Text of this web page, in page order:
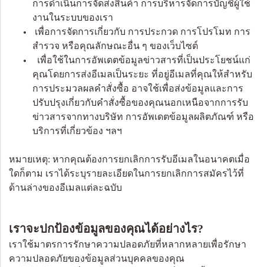
การดำเนินการจัดส่งสินค้า การบริหารจัดการบัญชีผู้ใช้
งานในระบบของเรา
เพื่อการจัดการเกี่ยวกับ การประกวด การโปรโมท การ
สำรวจ หรือคุณลักษณะอื่น ๆ ของเว็บไซต์
เพื่อใช้ในการอัพเดตข้อมูลข่าวสารที่เป็นประโยชน์แก่
คุณโดยการส่งอีเมลเป็นระยะ ที่อยู่อีเมลที่คุณให้สำหรับ
การประมวลผลคำสั่งซื้อ อาจใช้เพื่อส่งข้อมูลและการ
ปรับปรุงเกี่ยวกับคำสั่งซื้อของคุณนอกเหนือจากการรับ
ข่าวสารจากทางบริษัท การอัพเดตข้อมูลผลิตภัณฑ์ หรือ
บริการที่เกี่ยวข้อง ฯลฯ
หมายเหตุ: หากคุณต้องการยกเลิกการรับอีเมลในอนาคตเมื่อ
ใดก็ตาม เราได้ระบุรายละเอียดในการยกเลิกการสมัครไว้ที่
ด้านล่างของอีเมลแต่ละฉบับ
เราจะปกป้องข้อมูลของคุณได้อย่างไร?
เราใช้มาตรการรักษาความปลอดภัยที่หลากหลายเพื่อรักษา
ความปลอดภัยของข้อมูลส่วนบุคคลของคุณ